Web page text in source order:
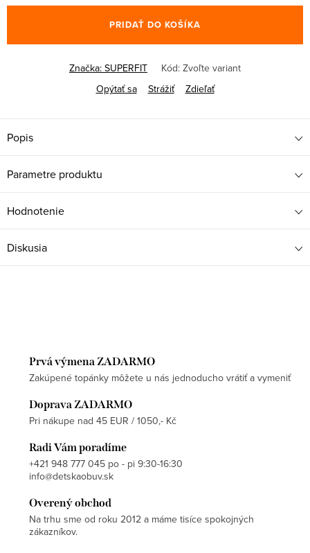
cena:
PRIDAŤ DO KOŠÍKA
Značka: SUPERFIT Kód: Zvoľte variant
Opýtať sa
Strážiť Zdieľať
Popis
Parametre produktu
Hodnotenie
Diskusia
Prvá výmena ZADARMO
Zakúpené topánky môžete u nás jednoducho vrátiť a vymeniť
Doprava ZADARMO
Pri nákupe nad 45 EUR / 1050,- Kč
Radi Vám poradíme
+421 948 777 045 po - pi 9:30-16:30
info@detskaobuv.sk
Overený obchod
Na trhu sme od roku 2012 a máme tisíce spokojných
zákazníkov.